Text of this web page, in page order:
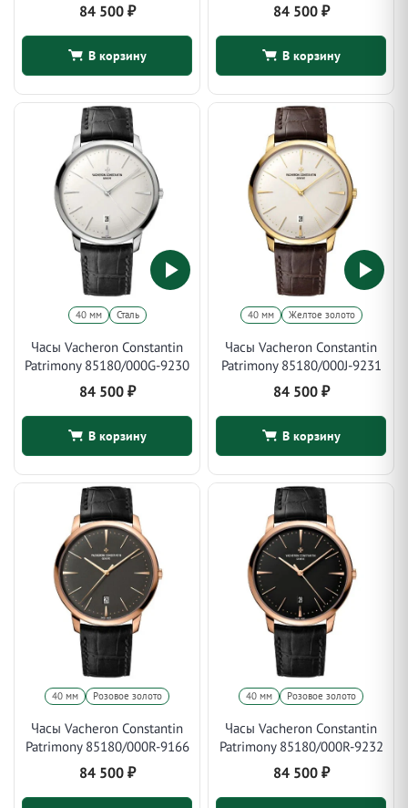
84 500 ₽
В корзину
84 500 ₽
В корзину
40 мм Сталь
Часы Vacheron Constantin
Patrimony 85180/000G-9230
84 500 ₽
В корзину
40 мм Желтое золото
Часы Vacheron Constantin
Patrimony 85180/000J-9231
84 500 ₽
В корзину
40 мм Розовое золото
Часы Vacheron Constantin
Patrimony 85180/000R-9166
84 500 ₽
40 мм Розовое золото
Часы Vacheron Constantin
Patrimony 85180/000R-9232
84 500 ₽